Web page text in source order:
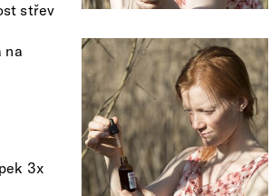
střev
na
3x